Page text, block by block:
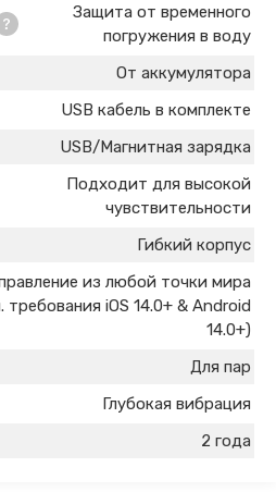
Защита от временного
погружения в воду
От аккумулятора
USB кабель в комплекте
USB/Магнитная зарядка
Подходит для высокой
чувствительности
Гибкий корпус
из любой точки мира
требования iOS 14.0+ & Android
14.0+)
Для пар
Глубокая вибрация
2 года